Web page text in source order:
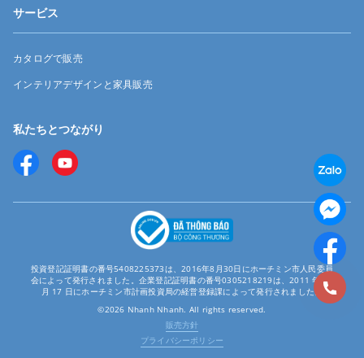
サービス
カタログで販売
インテリアデザインと家具販売
私たちとつながり
投資登記証明書の番号5408225373は、2016年8月30日にホーチミン市人民委員
会によって発行されました。企業登記証明書の番号0305218219は、2011 年 12
月 17 日にホーチミン市計画投資局の経営登録課によって発行されました。
©2026 Nhanh Nhanh. All rights reserved.
販売方針
プライバシーポリシー